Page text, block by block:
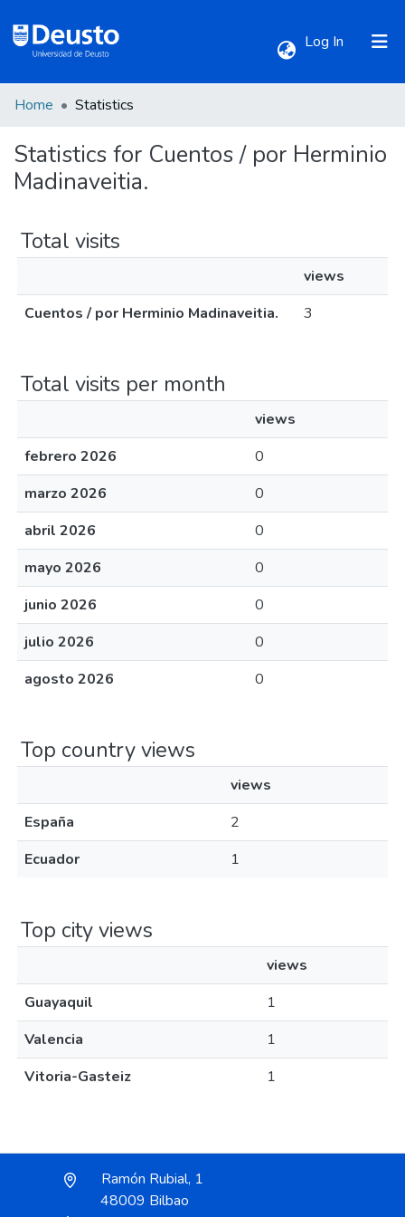
Log In (current)
All of DSpace
Home Statistics
Statistics for Cuentos / por Herminio
Madinaveitia.
Total visits
views
Cuentos / por Herminio Madinaveitia.
3
Total visits per month
views
febrero 2026
0
marzo 2026
0
abril 2026
0
mayo 2026
0
junio 2026
0
julio 2026
0
agosto 2026
0
Top country views
views
España
2
Ecuador
1
Top city views
views
Guayaquil
1
Valencia
1
Vitoria-Gasteiz
1
Ramón Rubial, 1
48009 Bilbao